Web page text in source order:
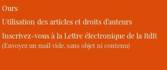
Ours
Utilisation des articles et droits d’auteurs
Inscrivez-vous à la Lettre électronique de la RdR
(Envoyez un mail vide, sans objet ni contenu)